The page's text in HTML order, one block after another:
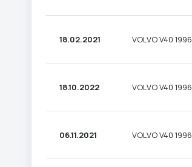
18.02.2021 VOLVO V40 1996
18.10.2022 VOLVO V40 1996
06.11.2021 VOLVO V40 1996